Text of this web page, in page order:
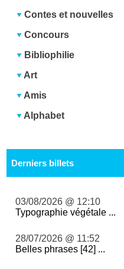
Contes et nouvelles
Concours
Bibliophilie
Art
Amis
Alphabet
Derniers billets
03/08/2026 @ 12:10
Typographie végétale ...
28/07/2026 @ 11:52
Belles phrases [42] ...